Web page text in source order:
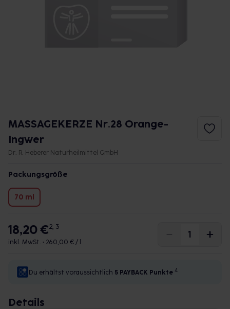
MASSAGEKERZE Nr.28 Orange-
Ingwer
Dr. R. Heberer Naturheilmittel GmbH
Packungsgröße
70 ml
18,20 €2, 3
inkl. MwSt. • 260,00 € / l
Du erhältst voraussichtlich 5 PAYBACK Punkte 4
Details